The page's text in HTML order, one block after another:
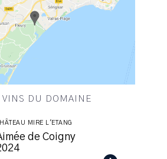
VINS DU DOMAINE
MIRE L'ETANG
de Coigny